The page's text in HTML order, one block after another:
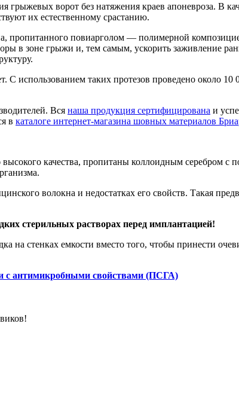
грыжевых ворот без натяжения краев апоневроза. В
их естественному срастанию.
повиарголом — полимерной
в зоне грыжи и, тем самым, ускорить заживление
использованием таких протезов проведено около 10
Вся наша продукция сертифицирована и
в каталоге интернет-магазина шовных материалов
качества, пропитаны коллоидным серебром с
волокна и недостатках его свойств. Такая
стерильных растворах перед имплантацией!
на стенках емкости вместо того, чтобы принести
с антимикробными свойствами (ПСГА)